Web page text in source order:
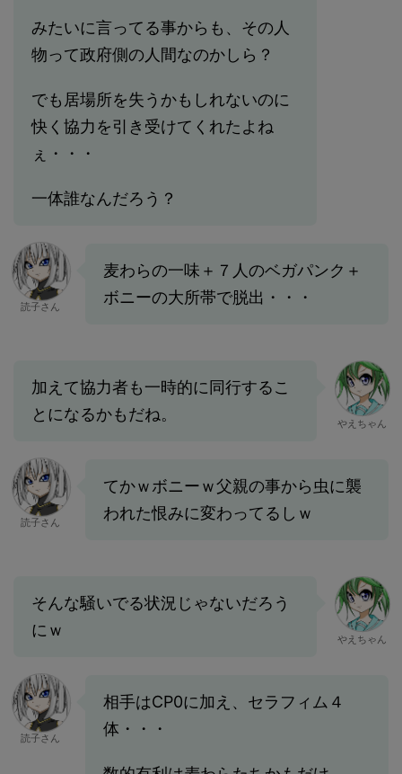
みたいに言ってる事からも、その人
物って政府側の人間なのかしら？
でも居場所を失うかもしれないのに
快く協力を引き受けてくれたよね
ぇ・・・
一体誰なんだろう？
読子さん
麦わらの一味＋７人のベガパンク＋
ボニーの大所帯で脱出・・・
加えて協力者も一時的に同行するこ
とになるかもだね。
やえちゃん
読子さん
てかｗボニーｗ父親の事から虫に襲
われた恨みに変わってるしｗ
そんな騒いでる状況じゃないだろう
にｗ
やえちゃん
読子さん
相手はCP0に加え、セラフィム４
体・・・